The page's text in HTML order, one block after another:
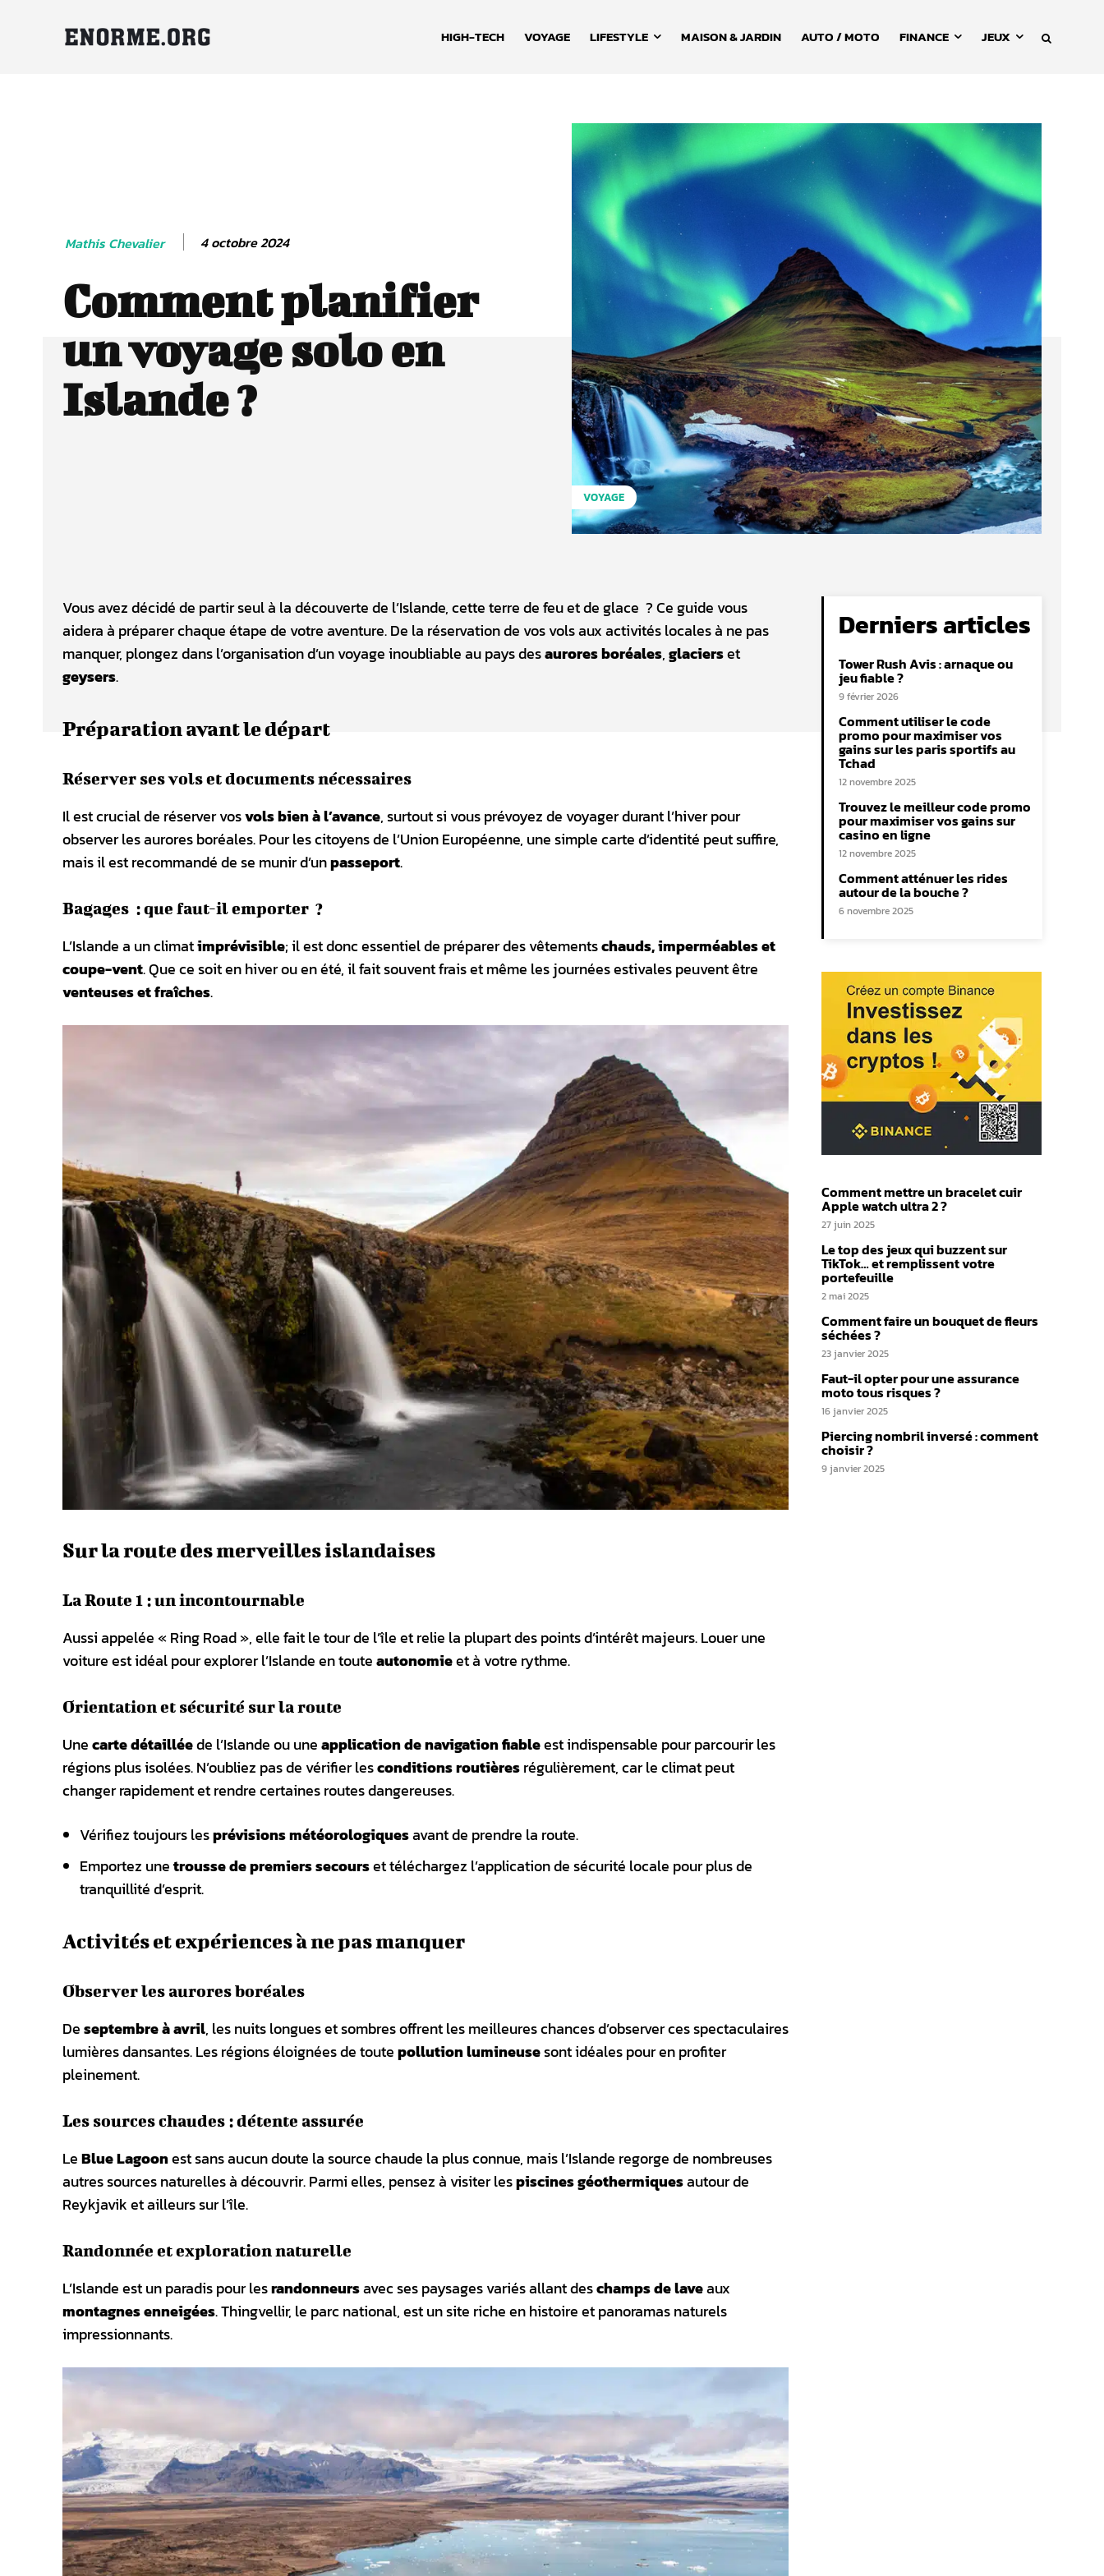
HIGH-TECH VOYAGE LIFESTYLE MAISON & JARDIN AUTO / MOTO FINANCE JEUX
Mathis Chevalier 4 octobre 2024
Comment planifier
un voyage solo en
Islande ?
VOYAGE
Vous avez décidé de partir seul à la découverte de l’Islande, cette terre de feu et de glace ? Ce guide vous
aidera à préparer chaque étape de votre aventure. De la réservation de vos vols aux activités locales à ne pas
manquer, plongez dans l’organisation d’un voyage inoubliable au pays desaurores boréales,glacierset
geysers.
Préparation avant le départ
Réserver ses vols et documents nécessaires
Il est crucial de réserver vosvols bien à l’avance, surtout si vous prévoyez de voyager durant l’hiver pour
observer les aurores boréales. Pour les citoyens de l’Union Européenne, une simple carte d’identité peut suffire,
mais il est recommandé de se munir d’unpasseport.
Bagages : que faut-il emporter ?
L’Islande a un climatimprévisible; il est donc essentiel de préparer des vêtementschauds, imperméables et
coupe-vent. Que ce soit en hiver ou en été, il fait souvent frais et même les journées estivales peuvent être
venteuses et fraîches.
Sur la route des merveilles islandaises
La Route 1 : un incontournable
Aussi appelée « Ring Road », elle fait le tour de l’île et relie la plupart des points d’intérêt majeurs. Louer une
voiture est idéal pour explorer l’Islande en touteautonomieet à votre rythme.
Orientation et sécurité sur la route
Unecarte détailléede l’Islande ou uneapplication de navigation fiableest indispensable pour parcourir les
régions plus isolées. N’oubliez pas de vérifier lesconditions routièresrégulièrement, car le climat peut
changer rapidement et rendre certaines routes dangereuses.
Vérifiez toujours lesprévisions météorologiquesavant de prendre la route.
Emportez unetrousse de premiers secourset téléchargez l’application de sécurité locale pour plus de
tranquillité d’esprit.
Activités et expériences à ne pas manquer
Observer les aurores boréales
Deseptembre à avril, les nuits longues et sombres offrent les meilleures chances d’observer ces spectaculaires
lumières dansantes. Les régions éloignées de toutepollution lumineusesont idéales pour en profiter
pleinement.
Les sources chaudes : détente assurée
LeBlue Lagoonest sans aucun doute la source chaude la plus connue, mais l’Islande regorge de nombreuses
autres sources naturelles à découvrir. Parmi elles, pensez à visiter lespiscines géothermiquesautour de
Reykjavik et ailleurs sur l’île.
Randonnée et exploration naturelle
L’Islande est un paradis pour lesrandonneursavec ses paysages variés allant deschamps de laveaux
montagnes enneigées. Thingvellir, le parc national, est un site riche en histoire et panoramas naturels
impressionnants.
Derniers articles
Tower Rush Avis : arnaque ou
jeu fiable ?
9 février 2026
Comment utiliser le code
promo pour maximiser vos
gains sur les paris sportifs au
Tchad
12 novembre 2025
Trouvez le meilleur code promo
pour maximiser vos gains sur
casino en ligne
12 novembre 2025
Comment atténuer les rides
autour de la bouche ?
6 novembre 2025
Comment mettre un bracelet cuir
Apple watch ultra 2 ?
27 juin 2025
Le top des jeux qui buzzent sur
TikTok… et remplissent votre
portefeuille
2 mai 2025
Comment faire un bouquet de fleurs
séchées ?
23 janvier 2025
Faut-il opter pour une assurance
moto tous risques​ ?
16 janvier 2025
Piercing nombril inversé : comment
choisir ?
9 janvier 2025